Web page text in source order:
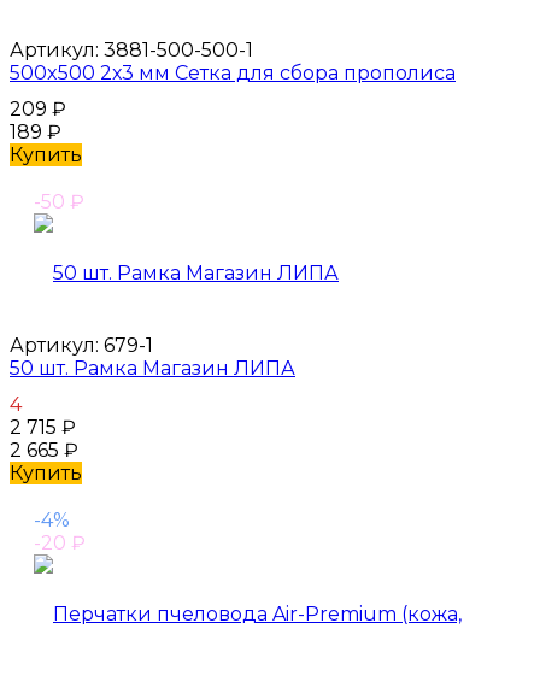
Артикул: 3881-500-500-1
500x500 2х3 мм Сетка для сбора прополиса
209 ₽
189 ₽
Купить
-50 ₽
Артикул: 679-1
50 шт. Рамка Магазин ЛИПА
4
2 715 ₽
2 665 ₽
Купить
-4%
-20 ₽